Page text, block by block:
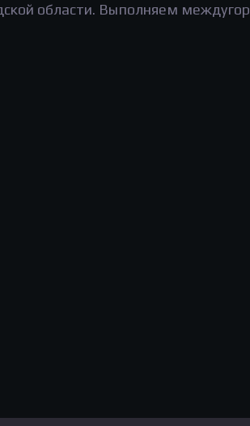
области. Выполняем